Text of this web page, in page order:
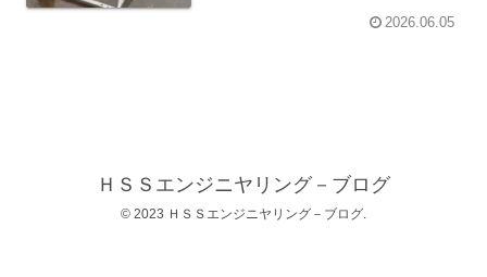
2026.06.05
ＨＳＳエンジニヤリング－ブログ
© 2023 ＨＳＳエンジニヤリング－ブログ.